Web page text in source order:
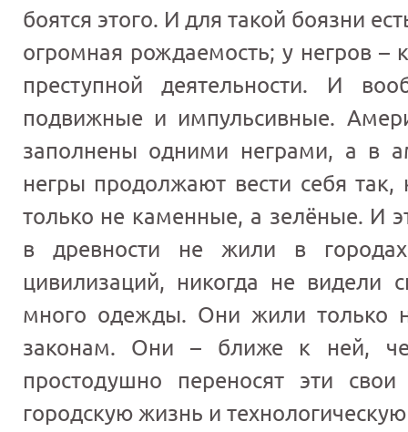
боятся этого. И для такой боязни
огромная рождаемость; у негров –
преступной деятельности. И
подвижные и импульсивные.
заполнены одними неграми, а в
негры продолжают вести себя так,
только не каменные, а зелёные. И
в древности не жили в
цивилизаций, никогда не видели
много одежды. Они жили только
законам. Они – ближе к ней,
простодушно переносят эти
городскую жизнь и